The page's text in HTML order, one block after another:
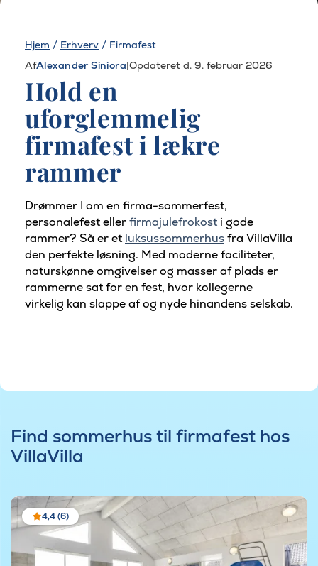
Hjem / Erhverv / Firmafest
AfAlexander Siniora|Opdateret d. 9. februar 2026
Hold en
uforglemmelig
firmafest i lækre
rammer
Drømmer I om en firma-sommerfest,
personalefest ellerfirmajulefrokost i gode
rammer? Så er et luksussommerhusfra VillaVilla
den perfekte løsning. Med moderne faciliteter,
naturskønne omgivelser og masser af plads er
rammerne sat for en fest, hvor kollegerne
virkelig kan slappe af og nyde hinandens selskab.
Find sommerhus til firmafest hos
VillaVilla
4,4 (6)